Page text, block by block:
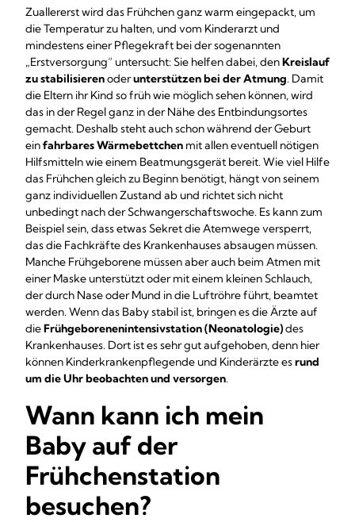
Zuallererst wird das Frühchen ganz warm eingepackt, um
die Temperatur zu halten, und vom Kinderarzt und
mindestens einer Pflegekraft bei der sogenannten
„Erstversorgung“ untersucht: Sie helfen dabei, denKreislauf
zu stabilisierenoderunterstützen bei der Atmung. Damit
die Eltern ihr Kind so früh wie möglich sehen können, wird
das in der Regel ganz in der Nähe des Entbindungsortes
gemacht. Deshalb steht auch schon während der Geburt
einfahrbares Wärmebettchen mit allen eventuell nötigen
Hilfsmitteln wie einem Beatmungsgerät bereit. Wie viel Hilfe
das Frühchen gleich zu Beginn benötigt, hängt von seinem
ganz individuellen Zustand ab und richtet sich nicht
unbedingt nach der Schwangerschaftswoche. Es kann zum
Beispiel sein, dass etwas Sekret die Atemwege versperrt,
das die Fachkräfte des Krankenhauses absaugen müssen.
Manche Frühgeborene müssen aber auch beim Atmen mit
einer Maske unterstützt oder mit einem kleinen Schlauch,
der durch Nase oder Mund in die Luftröhre führt, beamtet
werden. Wenn das Baby stabil ist, bringen es die Ärzte auf
dieFrühgeborenenintensivstation (Neonatologie)des
Krankenhauses. Dort ist es sehr gut aufgehoben, denn hier
können Kinderkrankenpflegende und Kinderärzte esrund
um die Uhr beobachten und versorgen.
Wann kann ich mein
Baby auf der
Frühchenstation
besuchen?